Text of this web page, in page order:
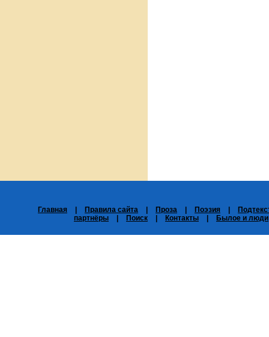
Главная Правила сайта Проза Поэзия
партнёры
Поиск Контакты Былое и люди